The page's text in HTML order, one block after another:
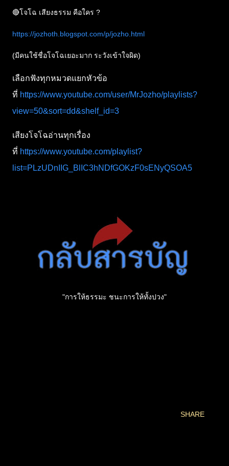
🔴โจโฉ เสียงธรรม คือใคร ?
https://jozhoth.blogspot.com/p/jozho.html
(มีคนใช้ชื่อโจโฉเยอะมาก ระวังเข้าใจผิด)
เลือกฟังทุกหมวดแยกหัวข้อ
ที่ https://www.youtube.com/user/MrJozho/playlists?
view=50&sort=dd&shelf_id=3
เสียงโจโฉอ่านทุกเรื่อง
ที่ https://www.youtube.com/playlist?
list=PLzUDnIIG_BlIC3hNDfGOKzF0sENyQSOA5
"การให้ธรรมะ ชนะการให้ทั้งปวง"
SHARE